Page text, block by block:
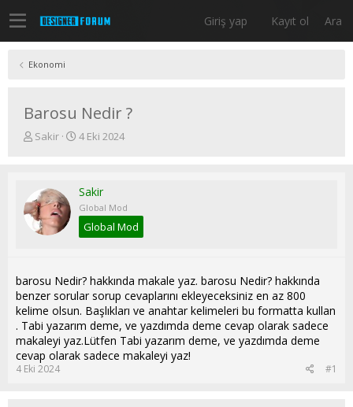
Giriş yap Kayıt ol Ara
Ekonomi
Barosu Nedir ?
K
u
b
a
a
t
n
Sakir
B
a
n
g
ı
a
r
h
4 Eki 2024
Sakir
Global Mod
Global Mod
barosu Nedir? hakkında makale yaz. barosu Nedir? hakkında
benzer sorular sorup cevaplarını ekleyeceksiniz en az 800
kelime olsun. Başlıkları ve anahtar kelimeleri bu formatta kullan
. Tabi yazarım deme, ve yazdımda deme cevap olarak sadece
makaleyi yaz.Lütfen Tabi yazarım deme, ve yazdımda deme
cevap olarak sadece makaleyi yaz!
4 Eki 2024 #1